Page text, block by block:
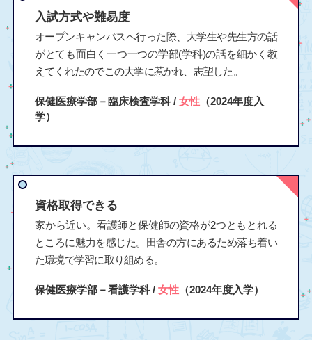
入試方式や難易度
オープンキャンパスへ行った際、大学生や先生方の話
がとても面白く一つ一つの学部(学科)の話を細かく教
えてくれたのでこの大学に惹かれ、志望した。
保健医療学部－臨床検査学科 / 女性（2024年度入
学）
資格取得できる
家から近い。看護師と保健師の資格が2つともとれる
ところに魅力を感じた。田舎の方にあるため落ち着い
た環境で学習に取り組める。
保健医療学部－看護学科 / 女性（2024年度入学）